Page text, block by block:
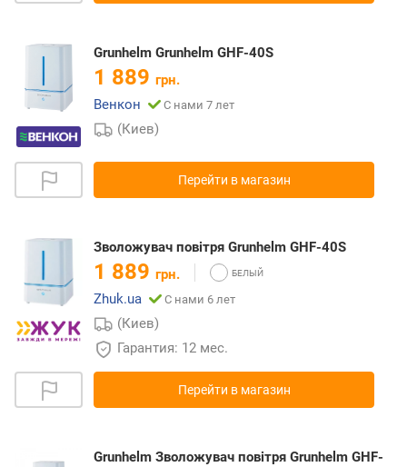
Grunhelm Grunhelm GHF-40S
1 889 грн.
Венкон
С нами 7 лет
(Киев)
Перейти в магазин
Зволожувач повітря Grunhelm GHF-40S
1 889 грн.
Zhuk.ua
С нами 6 лет
(Киев)
Гарантия: 12 мес.
Перейти в магазин
Grunhelm Зволожувач повітря Grunhelm GHF-